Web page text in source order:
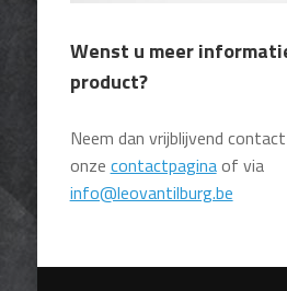
Wenst u meer
product?
Neem dan vrijblijvend
onze contactpaginaof via
info@leovantilburg.be